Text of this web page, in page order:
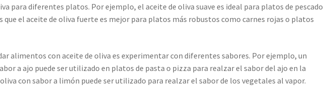
para diferentes platos. Por ejemplo, el aceite de oliva suave es ideal para platos de pescado
que el aceite de oliva fuerte es mejor para platos más robustos como carnes rojas o platos
alimentos con aceite de oliva es experimentar con diferentes sabores. Por ejemplo, un
a ajo puede ser utilizado en platos de pasta o pizza para realzar el sabor del ajo en la
con sabor a limón puede ser utilizado para realzar el sabor de los vegetales al vapor.